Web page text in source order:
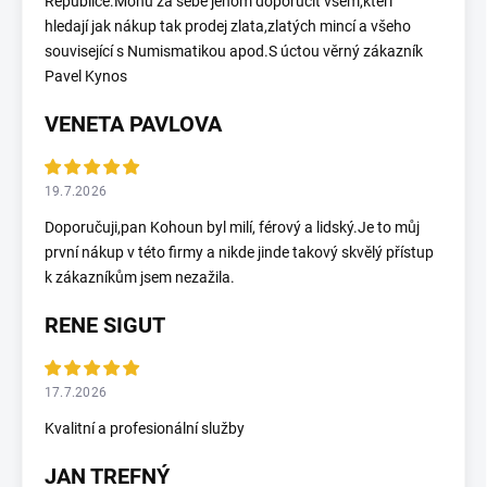
hledají jak nákup tak prodej zlata,zlatých mincí a všeho
související s Numismatikou apod.S úctou věrný zákazník
Pavel Kynos
VENETA PAVLOVA
19.7.2026
Doporučuji,pan Kohoun byl milí, férový a lidský.Je to můj
první nákup v této firmy a nikde jinde takový skvělý přístup
k zákazníkům jsem nezažila.
RENE SIGUT
17.7.2026
Kvalitní a profesionální služby
JAN TREFNÝ